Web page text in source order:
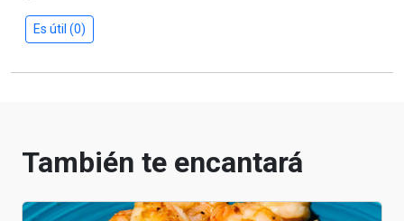
Es útil (0)
También te encantará